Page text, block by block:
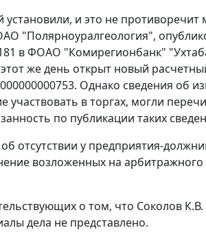
установили, и это не
"Полярноуралгеология",
в ФОАО "Комирегионбанк"
этот же день открыт новый
Однако сведения об
участвовать в торгах, могли
по публикации таких
отсутствии у предприятия-
возложенных на арбитражного
о том, что Соколов
дела не представлено.